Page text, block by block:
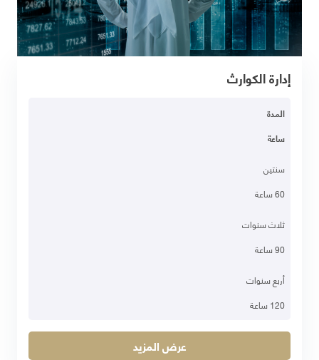
إدارة الكوارث
المدة
ساعة
سنتين
60 ساعة
ثلاث سنوات
90 ساعة
أربع سنوات
120 ساعة
عرض المزيد